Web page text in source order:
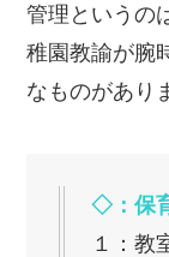
管理というの
稚園教諭が腕
なものがあり
◇：保
１：教